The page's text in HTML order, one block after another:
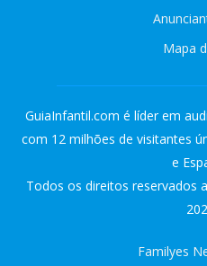
Mapa
GuiaInfantil.com é líder em
com 12 milhões de visitantes
e
Todos os direitos reservados
Familyes